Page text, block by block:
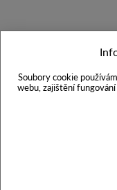
Soubory cookie
webu, zajištění